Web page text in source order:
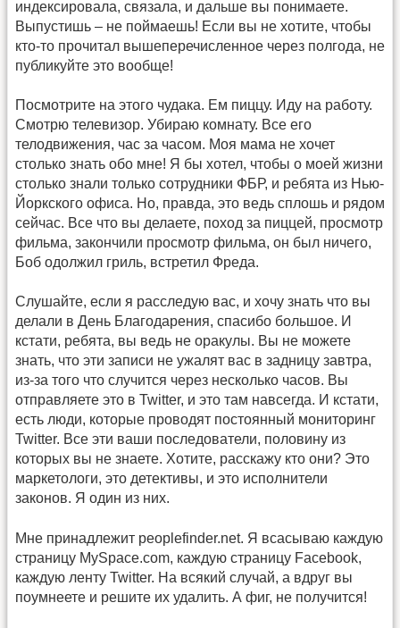
индексировала, связала, и дальше вы понимаете.
Выпустишь – не поймаешь! Если вы не хотите, чтобы
кто-то прочитал вышеперечисленное через полгода, не
публикуйте это вообще!
Посмотрите на этого чудака. Ем пиццу. Иду на работу.
Смотрю телевизор. Убираю комнату. Все его
телодвижения, час за часом. Моя мама не хочет
столько знать обо мне! Я бы хотел, чтобы о моей жизни
столько знали только сотрудники ФБР, и ребята из Нью-
Йоркского офиса. Но, правда, это ведь сплошь и рядом
сейчас. Все что вы делаете, поход за пиццей, просмотр
фильма, закончили просмотр фильма, он был ничего,
Боб одолжил гриль, встретил Фреда.
Слушайте, если я расследую вас, и хочу знать что вы
делали в День Благодарения, спасибо большое. И
кстати, ребята, вы ведь не оракулы. Вы не можете
знать, что эти записи не ужалят вас в задницу завтра,
из-за того что случится через несколько часов. Вы
отправляете это в Twitter, и это там навсегда. И кстати,
есть люди, которые проводят постоянный мониторинг
Twitter. Все эти ваши последователи, половину из
которых вы не знаете. Хотите, расскажу кто они? Это
маркетологи, это детективы, и это исполнители
законов. Я один из них.
Мне принадлежит peoplefinder.net. Я всасываю каждую
страницу MySpace.com, каждую страницу Facebook,
каждую ленту Twitter. На всякий случай, а вдруг вы
поумнеете и решите их удалить. А фиг, не получится!